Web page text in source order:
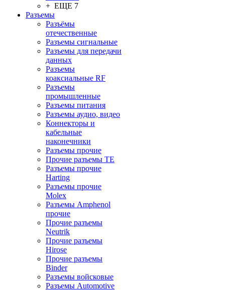
+ ЕЩЕ 7
Разъeмы
Разъёмы
отечественные
Разъeмы сигнальные
Разъeмы для передачи
данных
Разъeмы
коаксиальные RF
Разъeмы
промышленные
Разъeмы питания
Разъeмы аудио, видео
Коннекторы и
кабельные
наконечники
Разъeмы прочие
Прочие разъемы TE
Разъемы прочие
Harting
Разъемы прочие
Molex
Разъемы Amphenol
прочие
Прочие разъемы
Neutrik
Прочие разъемы
Hirose
Прочие разъемы
Binder
Разъемы войсковые
Разъeмы Automotive